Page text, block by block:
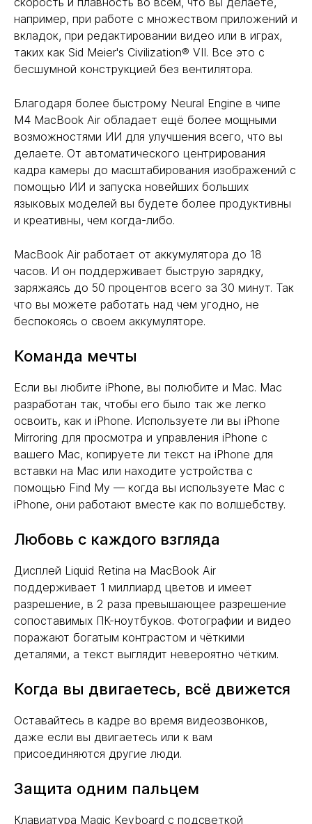
например, при работе с множеством приложений и
вкладок, при редактировании видео или в играх,
таких как Sid Meier's Civilization® VII. Все это с
бесшумной конструкцией без вентилятора.
Благодаря более быстрому Neural Engine в чипе
M4 MacBook Air обладает ещё более мощными
возможностями ИИ для улучшения всего, что вы
делаете. От автоматического центрирования
кадра камеры до масштабирования изображений с
помощью ИИ и запуска новейших больших
языковых моделей вы будете более продуктивны
и креативны, чем когда-либо.
MacBook Air работает от аккумулятора до 18
часов. И он поддерживает быструю зарядку,
заряжаясь до 50 процентов всего за 30 минут. Так
что вы можете работать над чем угодно, не
беспокоясь о своем аккумуляторе.
Команда мечты
Если вы любите iPhone, вы полюбите и Mac. Mac
разработан так, чтобы его было так же легко
освоить, как и iPhone. Используете ли вы iPhone
Mirroring для просмотра и управления iPhone с
вашего Mac, копируете ли текст на iPhone для
вставки на Mac или находите устройства с
помощью Find My — когда вы используете Mac с
iPhone, они работают вместе как по волшебству.
Любовь с каждого взгляда
Дисплей Liquid Retina на MacBook Air
поддерживает 1 миллиард цветов и имеет
разрешение, в 2 раза превышающее разрешение
сопоставимых ПК-ноутбуков. Фотографии и видео
поражают богатым контрастом и чёткими
деталями, а текст выглядит невероятно чётким.
Когда вы двигаетесь, всё движется
Оставайтесь в кадре во время видеозвонков,
даже если вы двигаетесь или к вам
присоединяются другие люди.
Защита одним пальцем
Клавиатура Magic Keyboard с подсветкой